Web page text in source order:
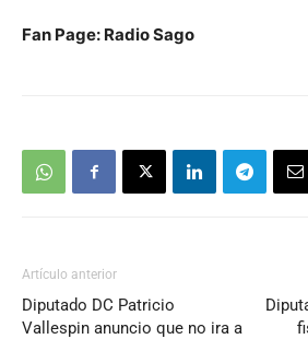
Fan Page: Radio Sago
Artículo anterior
Diputado DC Patricio
Vallespin anuncio que no ira a